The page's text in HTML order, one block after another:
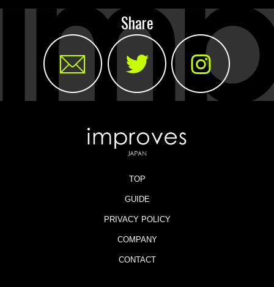
Share
TOP
GUIDE
PRIVACY POLICY
COMPANY
CONTACT